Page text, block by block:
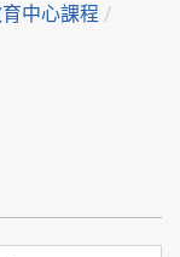
中心課程 /